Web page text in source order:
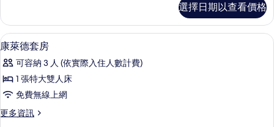
所
有
相
片
礙
房
的
情
選擇日期以查看價格
顯
示
康
萊
德
套
42-吋 LCD 液晶電視、衛星頻道、電視
8
康萊德套房
可容納 3 人 (依實際入住人數計費)
1 張特大雙人床
免費無線上網
更多資訊
更